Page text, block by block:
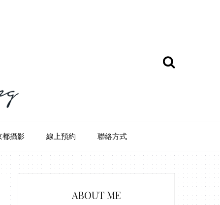
都攝影 線上預約 聯絡方式
ABOUT ME